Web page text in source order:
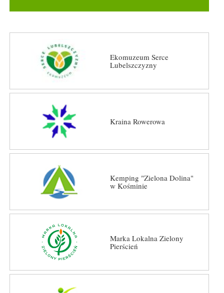
Ekomuzeum Serce
Lubelszczyzny
Kraina Rowerowa
Kemping "Zielona Dolina"
w Kośminie
Marka Lokalna Zielony
Pierścień